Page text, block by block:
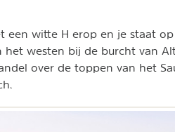
een witte H erop en je staat
het westen bij de burcht van
over de toppen van het